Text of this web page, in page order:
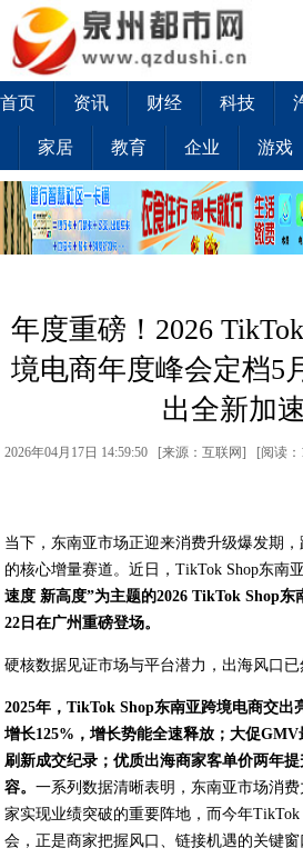
首页 资讯 财经 科技
家居 教育 企业 游戏
年度重磅！2026
境电商年度峰会定档5
出全新加
2026年04月17日 14:59:50 [来源：互联网] [阅读：
当下，东南亚市场正迎来消费升级爆发期
的核心增量赛道。近日，TikTok Shop东南
速度 新高度”为主题的2026 TikTok Shop东
22 日在广州重磅登场。
硬核数据见证市场与平台潜力，出海风口已
2025年，TikTok Shop东南亚跨境电商交出
增长125% ，增长势能全速释放；大促GMV
刷新成交纪录；优质出海商家客单价两年
容。一系列数据清晰表明，东南亚市场消
家实现业绩突破的重要阵地，而今年
会，正是商家把握风口、链接机遇的关键窗